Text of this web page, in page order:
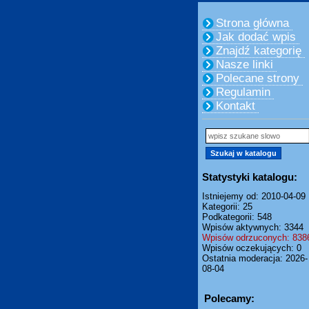
Strona główna
Jak dodać wpis
Znajdź kategorię
Nasze linki
Polecane strony
Regulamin
Kontakt
Statystyki katalogu:
Istniejemy od: 2010-04-09
Kategorii: 25
Podkategorii: 548
Wpisów aktywnych: 3344
Wpisów odrzuconych:
Wpisów oczekujących: 0
Ostatnia moderacja: 2026-
08-04
Polecamy: